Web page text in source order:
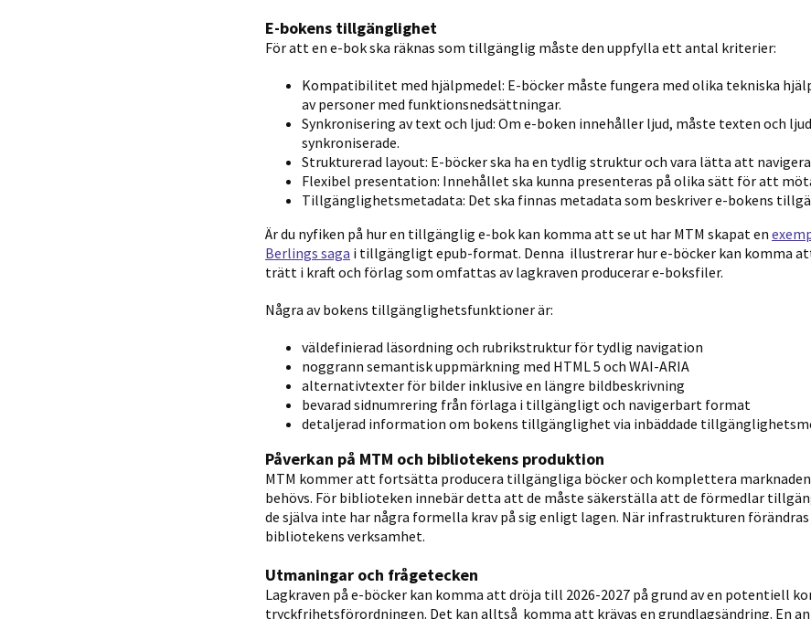
E-bokens tillgänglighet
För att en e-bok ska räknas som tillgänglig måste den uppfylla ett antal kriterier:
Kompatibilitet med hjälpmedel: E-böcker måste fungera med olika tekniska
av personer med funktionsnedsättningar.
Synkronisering av text och ljud: Om e-boken innehåller ljud, måste texten och
synkroniserade.
Strukturerad layout: E-böcker ska ha en tydlig struktur och vara lätta att
Flexibel presentation: Innehållet ska kunna presenteras på olika sätt för att
Tillgänglighetsmetadata: Det ska finnas metadata som beskriver e-bokens
Är du nyfiken på hur en tillgänglig e-bok kan komma att se ut har MTM skapat en
Berlings saga i tillgängligt epub-format. Denna illustrerar hur e-böcker kan komma
trätt i kraft och förlag som omfattas av lagkraven producerar e-boksfiler.
Några av bokens tillgänglighetsfunktioner är:
väldefinierad läsordning och rubrikstruktur för tydlig navigation
noggrann semantisk uppmärkning med HTML 5 och WAI-ARIA
alternativtexter för bilder inklusive en längre bildbeskrivning
bevarad sidnumrering från förlaga i tillgängligt och navigerbart format
detaljerad information om bokens tillgänglighet via inbäddade
Påverkan på MTM och bibliotekens produktion
MTM kommer att fortsätta producera tillgängliga böcker och komplettera
behövs. För biblioteken innebär detta att de måste säkerställa att de förmedlar
de själva inte har några formella krav på sig enligt lagen. När infrastrukturen förändras
bibliotekens verksamhet.
Utmaningar och frågetecken
Lagkraven på e-böcker kan komma att dröja till 2026-2027 på grund av en potentiell
tryckfrihetsförordningen. Det kan alltså komma att krävas en grundlagsändring. En